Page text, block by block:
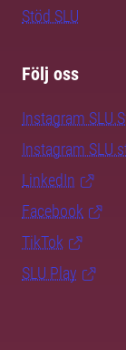
Stöd SLU
Följ oss
Instagram
Instagram
LinkedIn
Facebook
TikTok
SLU Play